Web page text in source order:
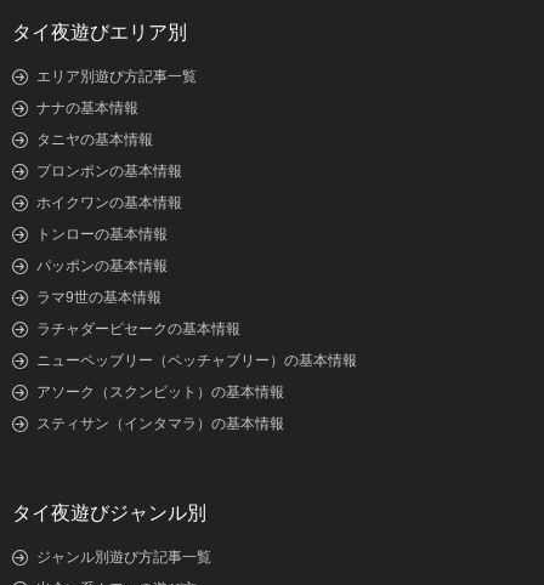
タイ夜遊びエリア別
エリア別遊び方記事一覧
ナナの基本情報
タニヤの基本情報
プロンポンの基本情報
ホイクワンの基本情報
トンローの基本情報
パッポンの基本情報
ラマ9世の基本情報
ラチャダーピセークの基本情報
ニューペッブリー（ペッチャブリー）の基本情報
アソーク（スクンビット）の基本情報
スティサン（インタマラ）の基本情報
タイ夜遊びジャンル別
ジャンル別遊び方記事一覧